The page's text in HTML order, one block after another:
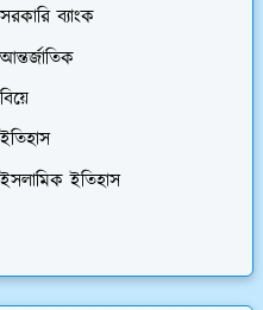
সরকারি ব্যাংক
আন্তর্জাতিক
বিয়ে
ইতিহাস
ইসলামিক ইতিহাস